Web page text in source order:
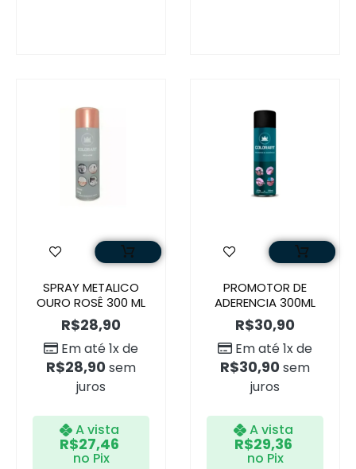
SPRAY METALICO
OURO ROSÊ 300 ML
R$28,90
Em até 1x de
R$28,90 sem
juros
A vista
R$27,46
no Pix
PROMOTOR DE
ADERENCIA 300ML
R$30,90
Em até 1x de
R$30,90 sem
juros
A vista
R$29,36
no Pix